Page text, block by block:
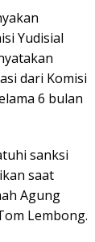
Yudisial
dari Komisi
6 bulan
sanksi
saat
Agung
Lembong.